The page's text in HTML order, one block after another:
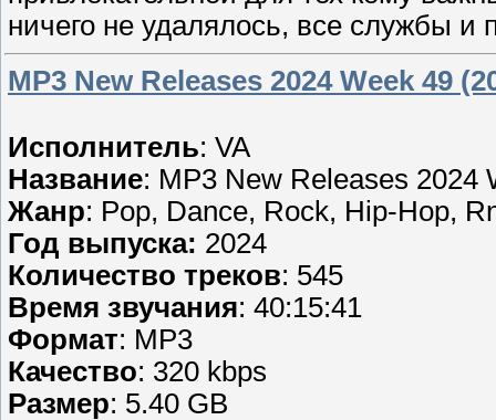
ничего не удалялось, все службы
MP3 New Releases 2024 Week 49
Исполнитель: VA
Название: MP3 New Releases 2024
Жанр: Pop, Dance, Rock, Hip-Hop,
Год выпуска: 2024
Количество треков: 545
Время звучания: 40:15:41
Формат: MP3
Качество: 320 kbps
Размер: 5.40 GB